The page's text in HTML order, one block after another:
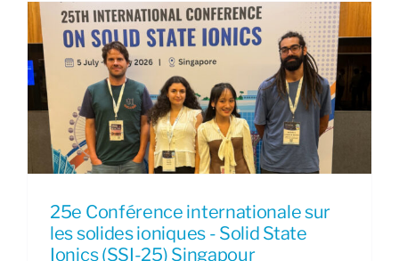
25e Conférence internationale sur
les solides ioniques - Solid State
Ionics (SSI-25) Singapour